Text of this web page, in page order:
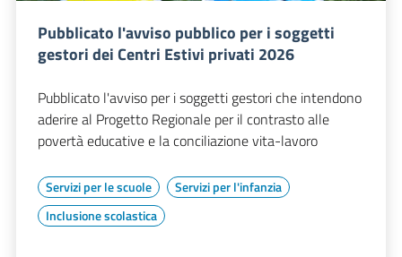
Pubblicato l'avviso pubblico per i soggetti
gestori dei Centri Estivi privati 2026
Pubblicato l'avviso per i soggetti gestori che intendono
aderire al Progetto Regionale per il contrasto alle
povertà educative e la conciliazione vita-lavoro
Servizi per le scuole
Servizi per l'infanzia
Inclusione scolastica